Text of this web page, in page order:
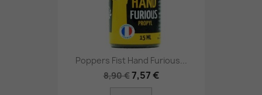
Poppers Fist Hand Furious...
8,90 €7,57 €